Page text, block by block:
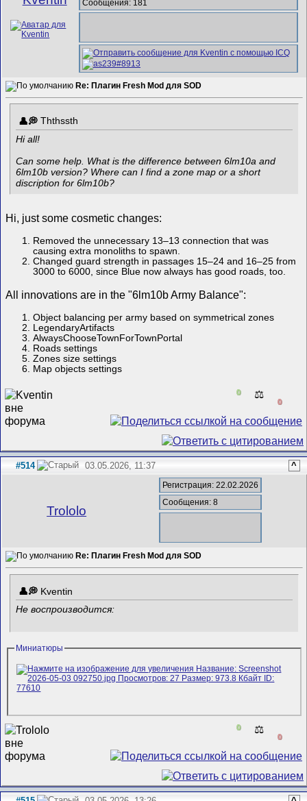
Сообщения: 181
Re: Плагин Fresh Mod для SOD
Ththssth
Hi all!
Can some help. What is the difference between 6lm10a and
6lm10b version? Where can I find a zone map or a short
discription for 6lm10b?
Hi, just some cosmetic changes:
Removed the unnecessary 13–13 connection that was
causing extra monoliths to spawn.
Changed guard strength in passages 15–24 and 16–25 from
3000 to 6000, since Blue now always has good roads, too.
All innovations are in the "6lm10b Army Balance":
Object balancing per army based on symmetrical zones
LegendaryArtifacts
AlwaysChooseTownForTownPortal
Roads settings
Zones size settings
Map objects settings
0 ⚖️
0
#514 03.05.2026, 11:37 ^
Trololo
Регистрация: 22.02.2026
Сообщения: 8
Re: Плагин Fresh Mod для SOD
Kventin
Не воспроизводится:
Миниатюры
0 ⚖️
0